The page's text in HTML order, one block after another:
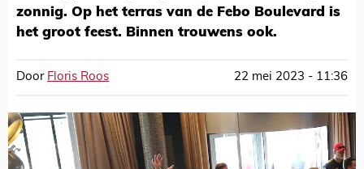
zonnig. Op het terras van de Febo Boulevard is
het groot feest. Binnen trouwens ook.
Door Floris Roos 22 mei 2023 - 11:36